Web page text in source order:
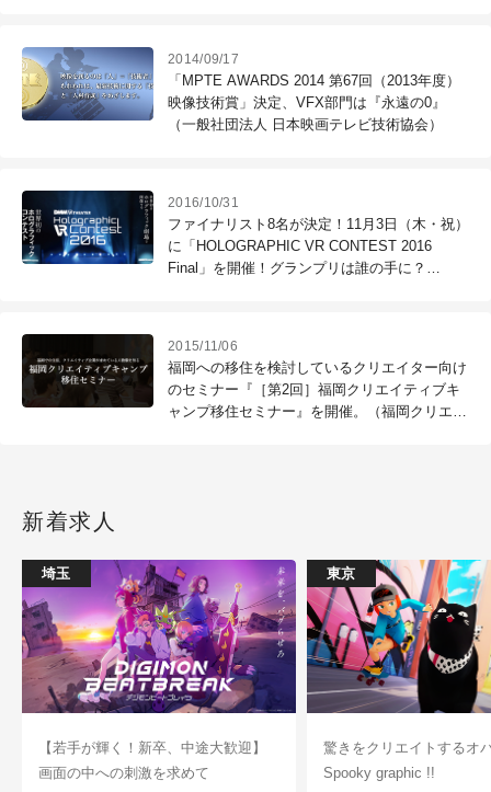
2014/09/17
「MPTE AWARDS 2014 第67回（2013年度）
映像技術賞」決定、VFX部門は『永遠の0』
（一般社団法人 日本映画テレビ技術協会）
2016/10/31
ファイナリスト8名が決定！11月3日（木・祝）
に「HOLOGRAPHIC VR CONTEST 2016
Final」を開催！グランプリは誰の手に？
2015/11/06
福岡への移住を検討しているクリエイター向け
のセミナー『［第2回］福岡クリエイティブキ
ャンプ移住セミナー』を開催。（福岡クリエイ
新着求人
埼玉
【若手が輝く！新卒、中途大歓迎】
画面の中への刺激を求めて
東京
驚きをクリエイトするオ
Spooky graphic !!